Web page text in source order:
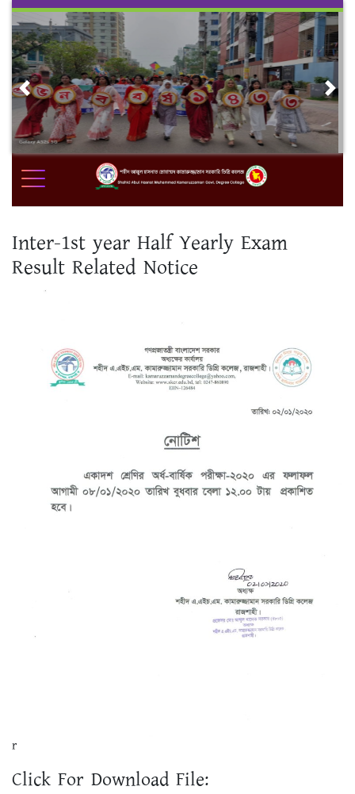
Skip
content
Previous
Inter-1st year Half Yearly Exam
Result Related Notice
r
Click For Download File: